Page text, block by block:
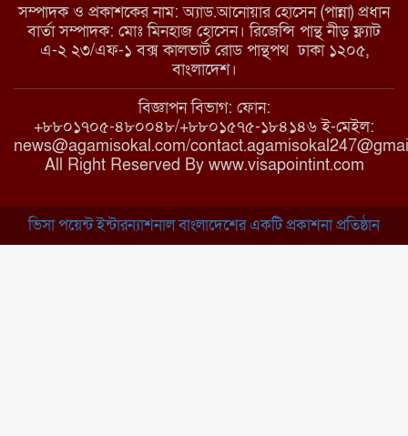
মাধবপুরে কমিউনিটি ক্লিনিকে
অনিয়মের অভিযোগ
রাজবাড়ী: বালিয়াকান্দিতে কিশোরীর
ঝুলন্ত মরদেহ উদ্ধার
সম্পাদক ও প্রকাশকের নাম: অ্যাড.আনোয়ার হোসেন (পান্না) প্রধান
বার্তা সম্পাদক: মোঃ মিনহাজ হোসেন। রিজেন্সি পান্থ নীড় ফ্ল্যাট
এ-২ ২৩/এফ-১ বক্স কালভার্ট রোড পান্থপথ ঢাকা ১২০৫,
বাংলাদেশ।
বিজ্ঞাপন বিভাগ: ফোন:
+৮৮০১৭০৫-৪৮০০৪৮/+৮৮০১৫৭৫-১৮৪১৪৬ ই-মেইল:
news@agamisokal.com/
All Right Reserved By www.visapointint.com
ভিসা পয়েন্ট ইন্টারন্যাশনাল বাংলাদেশের একটি প্রকাশনা প্রতিষ্ঠান